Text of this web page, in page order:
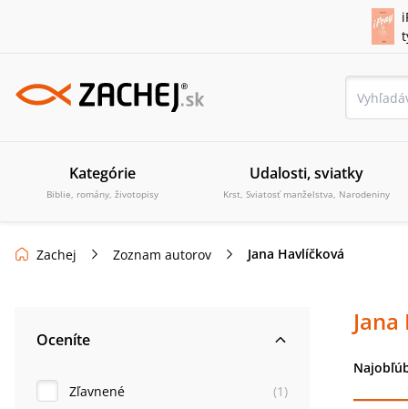
Kategórie
Biblie, romány, životopisy
Udalosti, sviatky
Krst, Sviatosť manželstva, Narodeniny
Zachej Zoznam autorov Jana Havlíčková
Oceníte
Zľavnené (1 )